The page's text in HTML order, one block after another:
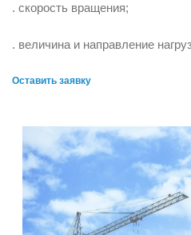
. скорость вращения;
. величина и направление
Оставить заявку